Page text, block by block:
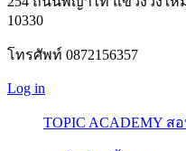
10330
โทรศัพท์ 0872156357
Log in
TOPIC ACADEMY ส